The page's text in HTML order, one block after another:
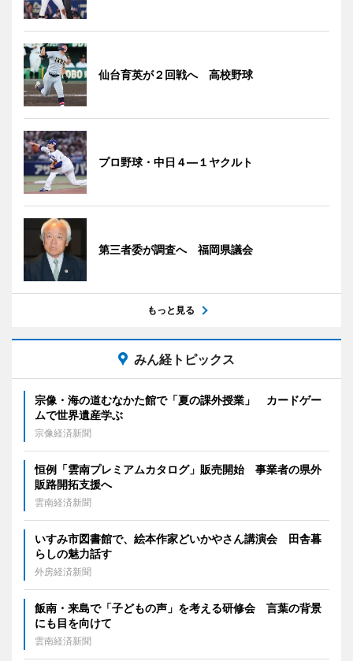
仙台育英が２回戦へ 高校野球
プロ野球・中日４―１ヤクルト
第三者委が調査へ 福岡県議会
もっと見る
みん経トピックス
宗像・海の道むなかた館で「夏の課外授業」 カードゲー
ムで世界遺産学ぶ
宗像経済新聞
恒例「雲南プレミアムカタログ」販売開始 事業者の県外
販路開拓支援へ
雲南経済新聞
いすみ市図書館で、絵本作家どいかやさん講演会 田舎暮
らしの魅力話す
外房経済新聞
飯南・来島で「子どもの声」を考える研修会 言葉の背景
にも目を向けて
雲南経済新聞